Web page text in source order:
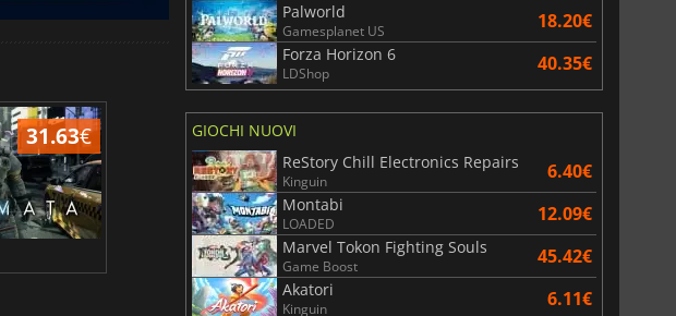
31.63€
Total War WARHAMMER 3 Lies Of P
Palworld
Gamesplanet US 18.20€
Forza Horizon 6
LDShop 40.35€
GIOCHI NUOVI
ReStory Chill Electronics Repairs
Kinguin 6.40€
Montabi
LOADED 12.09€
Marvel Tokon Fighting Souls
Game Boost 45.42€
Akatori
Kinguin 6.11€